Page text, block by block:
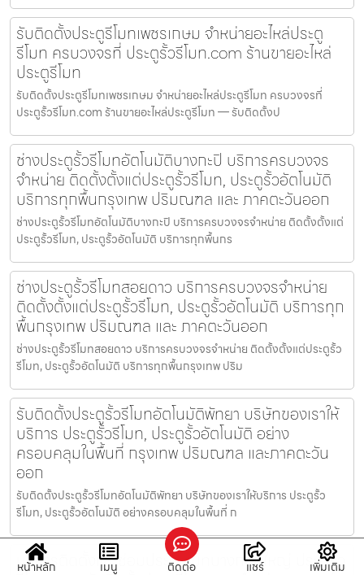
รับติดตั้งประตูรีโมทเพชรเกษม จำหน่ายอะไหล่ประตู
รีโมท ครบวงจรที่ ประตูรั้วรีโมท.com ร้านขายอะไหล่
ประตูรีโมท
รับติดตั้งประตูรีโมทเพชรเกษม จำหน่ายอะไหล่ประตูรีโมท ครบวงจรที่
ประตูรั้วรีโมท.com ร้านขายอะไหล่ประตูรีโมท — รับติดตั้งป
ช่างประตูรั้วรีโมทอัตโนมัติบางกะปิ บริการครบวงจร
จำหน่าย ติดตั้งตั้งแต่ประตูรั้วรีโมท, ประตูรั้วอัตโนมัติ
บริการทุกพื้นกรุงเทพ ปริมณฑล และ ภาคตะวันออก
ช่างประตูรั้วรีโมทอัตโนมัติบางกะปิ บริการครบวงจรจำหน่าย ติดตั้งตั้งแต่
ประตูรั้วรีโมท, ประตูรั้วอัตโนมัติ บริการทุกพื้นกร
ช่างประตูรั้วรีโมทสอยดาว บริการครบวงจรจำหน่าย
ติดตั้งตั้งแต่ประตูรั้วรีโมท, ประตูรั้วอัตโนมัติ บริการทุก
พื้นกรุงเทพ ปริมณฑล และ ภาคตะวันออก
ช่างประตูรั้วรีโมทสอยดาว บริการครบวงจรจำหน่าย ติดตั้งตั้งแต่ประตูรั้ว
รีโมท, ประตูรั้วอัตโนมัติ บริการทุกพื้นกรุงเทพ ปริม
รับติดตั้งประตูรั้วรีโมทอัตโนมัติพัทยา บริษัทของเราให้
บริการ ประตูรั้วรีโมท, ประตูรั้วอัตโนมัติ อย่าง
ครอบคลุมในพื้นที่ กรุงเทพ ปริมณฑล และภาคตะวัน
ออก
รับติดตั้งประตูรั้วรีโมทอัตโนมัติพัทยา บริษัทของเราให้บริการ ประตูรั้ว
รีโมท, ประตูรั้วอัตโนมัติ อย่างครอบคลุมในพื้นที่ ก
บริการติดตั้งและซ่อมประตูรีโมทบางกอกใหญ่ ประตูรั้ว
หน้าหลัก เมนู ติดต่อ แชร์ เพิ่มเติม